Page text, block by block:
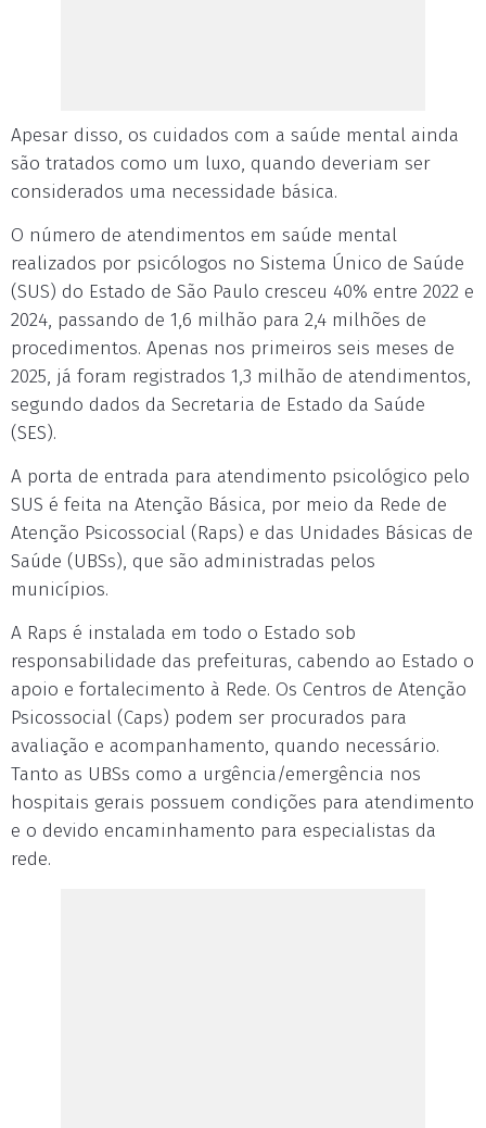
Apesar disso, os cuidados com a saúde mental ainda
são tratados como um luxo, quando deveriam ser
considerados uma necessidade básica.
O número de atendimentos em saúde mental
realizados por psicólogos no Sistema Único de Saúde
(SUS) do Estado de São Paulo cresceu 40% entre 2022 e
2024, passando de 1,6 milhão para 2,4 milhões de
procedimentos. Apenas nos primeiros seis meses de
2025, já foram registrados 1,3 milhão de atendimentos,
segundo dados da Secretaria de Estado da Saúde
(SES).
A porta de entrada para atendimento psicológico pelo
SUS é feita na Atenção Básica, por meio da Rede de
Atenção Psicossocial (Raps) e das Unidades Básicas de
Saúde (UBSs), que são administradas pelos
municípios.
A Raps é instalada em todo o Estado sob
responsabilidade das prefeituras, cabendo ao Estado o
apoio e fortalecimento à Rede. Os Centros de Atenção
Psicossocial (Caps) podem ser procurados para
avaliação e acompanhamento, quando necessário.
Tanto as UBSs como a urgência/emergência nos
hospitais gerais possuem condições para atendimento
e o devido encaminhamento para especialistas da
rede.